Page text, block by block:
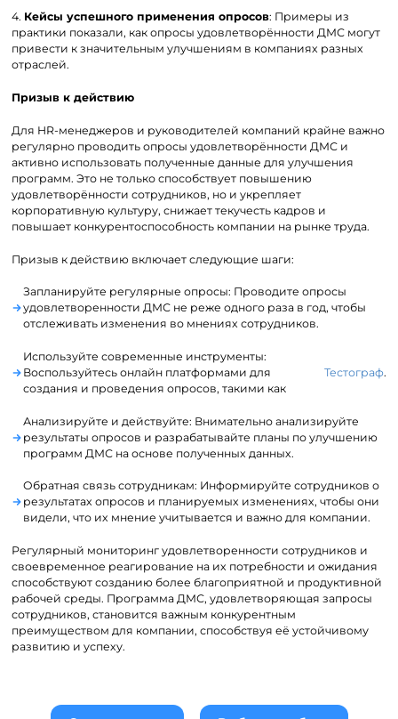
4. Кейсы успешного применения опросов: Примеры из
практики показали, как опросы удовлетворённости ДМС могут
привести к значительным улучшениям в компаниях разных
отраслей.
Призыв к действию
Для HR-менеджеров и руководителей компаний крайне важно
регулярно проводить опросы удовлетворённости ДМС и
активно использовать полученные данные для улучшения
программ. Это не только способствует повышению
удовлетворённости сотрудников, но и укрепляет
корпоративную культуру, снижает текучесть кадров и
повышает конкурентоспособность компании на рынке труда.
Призыв к действию включает следующие шаги:
Запланируйте регулярные опросы: Проводите опросы
удовлетворенности ДМС не реже одного раза в год, чтобы
отслеживать изменения во мнениях сотрудников.
Используйте современные инструменты:
Воспользуйтесь онлайн платформами для
создания и проведения опросов, такими как
Тестограф.
Анализируйте и действуйте: Внимательно анализируйте
результаты опросов и разрабатывайте планы по улучшению
программ ДМС на основе полученных данных.
Обратная связь сотрудникам: Информируйте сотрудников о
результатах опросов и планируемых изменениях, чтобы они
видели, что их мнение учитывается и важно для компании.
Регулярный мониторинг удовлетворенности сотрудников и
своевременное реагирование на их потребности и ожидания
способствуют созданию более благоприятной и продуктивной
рабочей среды. Программа ДМС, удовлетворяющая запросы
сотрудников, становится важным конкурентным
преимуществом для компании, способствуя её устойчивому
развитию и успеху.